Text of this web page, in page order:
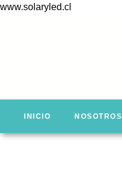
www.solaryled.cl
INICIO NOSOTROS